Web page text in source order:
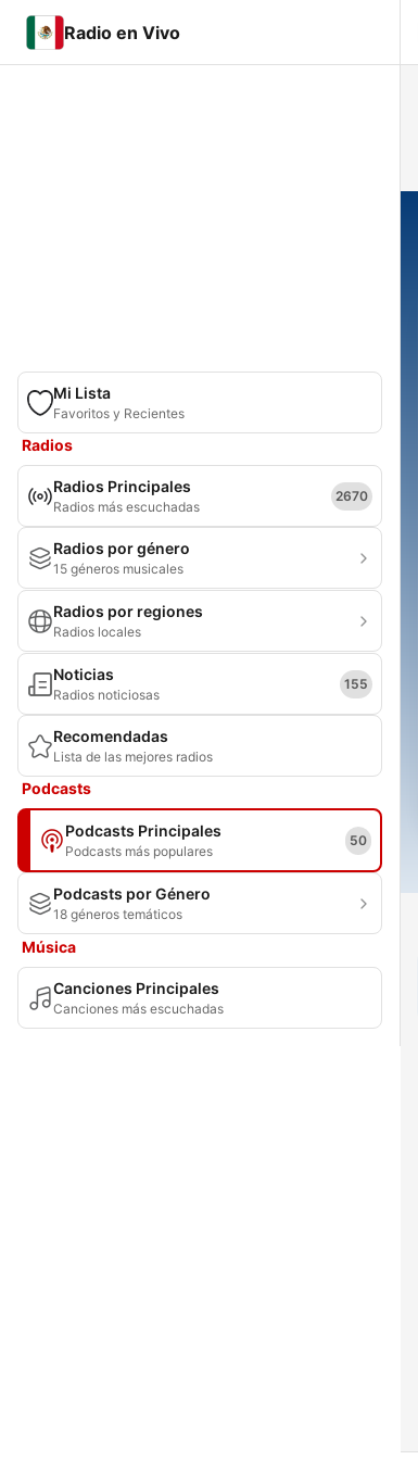
Radio en Vivo
Mi Lista
Favoritos y Recientes
Radios
Radios Principales
Radios más escuchadas
2670
Radios por género
15 géneros musicales
Radios por regiones
Radios locales
Noticias
Radios noticiosas
155
Recomendadas
Lista de las mejores radios
Podcasts
Podcasts Principales
Podcasts más populares
50
Podcasts por Género
18 géneros temáticos
Música
Canciones Principales
Canciones más escuchadas